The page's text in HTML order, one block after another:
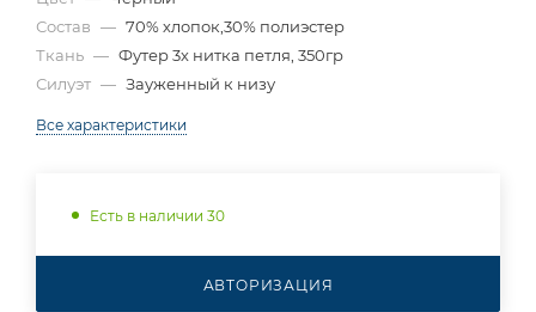
Состав — 70% хлопок,30% полиэстер
Ткань — Футер 3х нитка петля, 350гр
Силуэт — Зауженный к низу
Все характеристики
Есть в наличии 30
АВТОРИЗАЦИЯ